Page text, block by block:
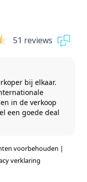
51 reviews
bij elkaar.
in de verkoop
een goede deal
voorbehouden |
verklaring